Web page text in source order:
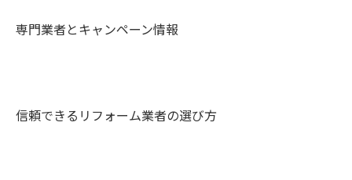
専門業者とキャンペーン情報
信頼できるリフォーム業者の選び方